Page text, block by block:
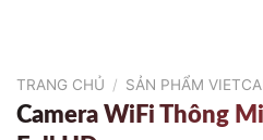
TRANG CHỦ / SẢN PHẨM
Camera WiFi Thông